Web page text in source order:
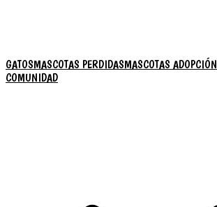
GATOSMASCOTAS PERDIDASMASCOTAS ADOPCIÓN
COMUNIDAD